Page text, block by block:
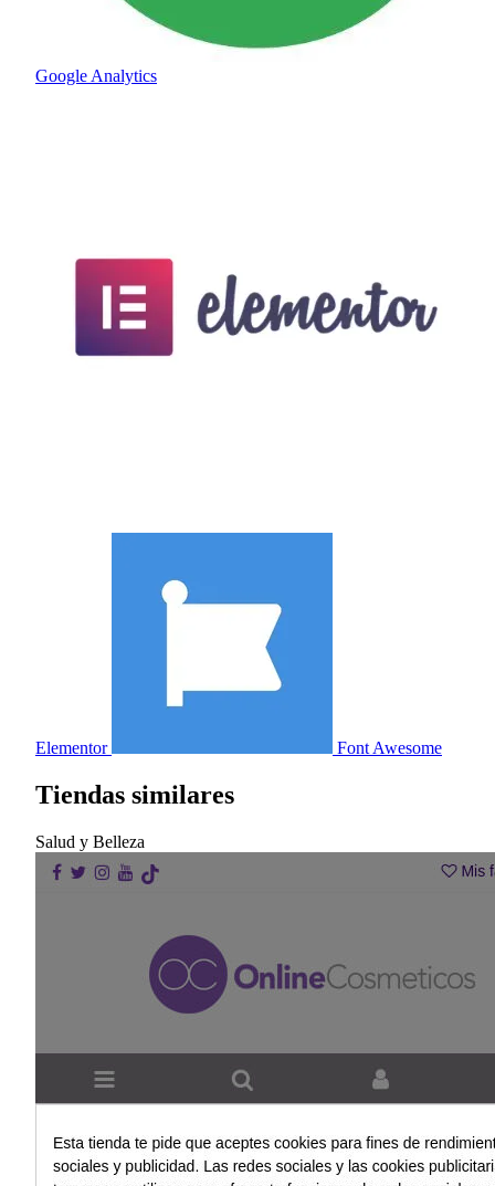
Google Analytics
Elementor Font Awesome
Tiendas similares
Salud y Belleza